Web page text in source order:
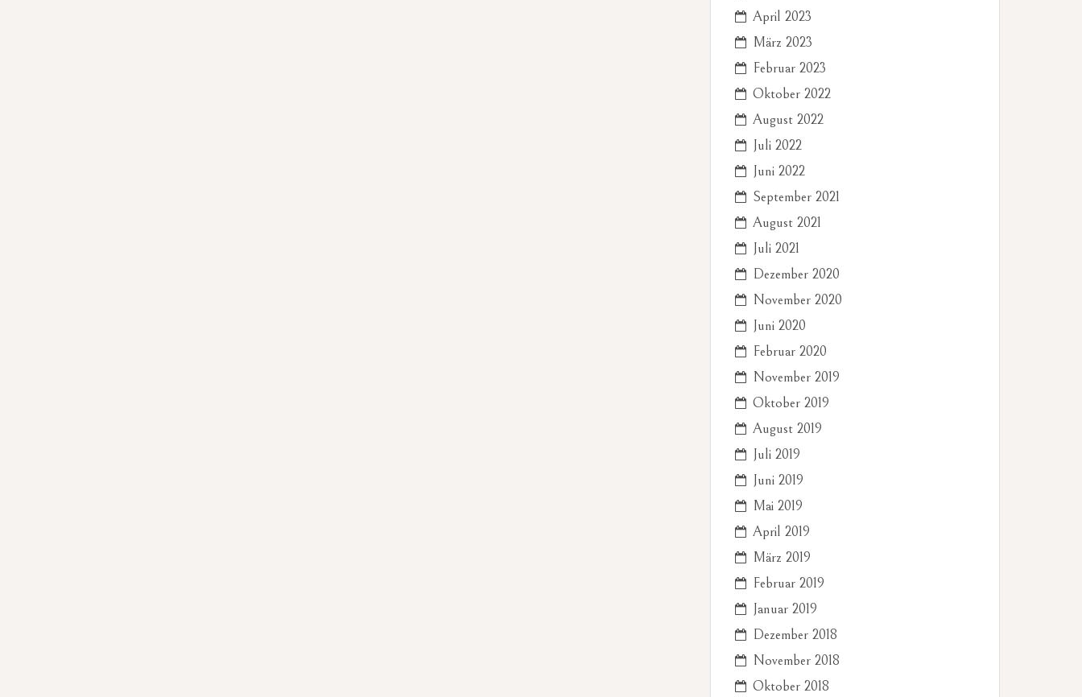
April 2023
März 2023
Februar 2023
Oktober 2022
August 2022
Juli 2022
Juni 2022
September 2021
August 2021
Juli 2021
Dezember 2020
November 2020
Juni 2020
Februar 2020
November 2019
Oktober 2019
August 2019
Juli 2019
Juni 2019
Mai 2019
April 2019
März 2019
Februar 2019
Januar 2019
Dezember 2018
November 2018
Oktober 2018